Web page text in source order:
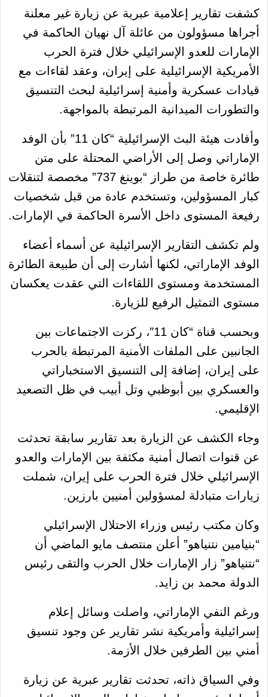
كشفت تقارير إعلامية عبرية عن زيارة غير معلنة
أجراها مسؤولون من عائلة آل نهيان الحاكمة في
الإمارات للعدو الإسرائيلي خلال فترة الحرب
الأمريكية الإسرائيلية على إيران، وعقد لقاءات مع
قيادات عسكرية وأمنية إسرائيلية لبحث التنسيق
والتطورات الميدانية المرتبطة بالمواجهة.
وأفادت هيئة البث الإسرائيلية “كان 11” بأن الوفد
الإماراتي وصل إلى الأراضي المحتلة على متن
طائرة خاصة من طراز “بوينغ 737” مخصصة لتنقلات
كبار المسؤولين، وتستخدم عادة من قبل شخصيات
رفيعة المستوى داخل الأسرة الحاكمة في الإمارات.
ولم تكشف التقارير الإسرائيلية عن أسماء أعضاء
الوفد الإماراتي، لكنها أشارت إلى أن طبيعة الطائرة
المستخدمة ومستوى اللقاءات التي عقدت يعكسان
مستوى التمثيل الرفيع للزيارة.
وبحسب قناة “كان 11″، ركزت الاجتماعات بين
الجانبين على الملفات الأمنية المرتبطة بالحرب
على إيران، إضافة إلى التنسيق الاستخباراتي
والعسكري بين أبوظبي وتل أبيب في ظل التصعيد
الإقليمي.
وجاء الكشف عن الزيارة بعد تقارير سابقة تحدثت
عن قنوات اتصال أمنية مكثفة بين الإمارات والعدو
الإسرائيلي خلال فترة الحرب على إيران، شملت
زيارات متبادلة لمسؤولين أمنيين بارزين.
وكان مكتب رئيس وزراء الاحتلال الإسرائيلي
“بنيامين نتنياهو” أعلن منتصف مايو الماضي أن
“نتنياهو” زار الإمارات خلال الحرب والتقى رئيس
الدولة محمد بن زايد.
ورغم النفي الإماراتي، واصلت وسائل إعلام
إسرائيلية وأمريكية نشر تقارير عن وجود تنسيق
أمني بين الطرفين خلال الأزمة.
وفي السياق ذاته، تحدثت تقارير عبرية عن زيارة